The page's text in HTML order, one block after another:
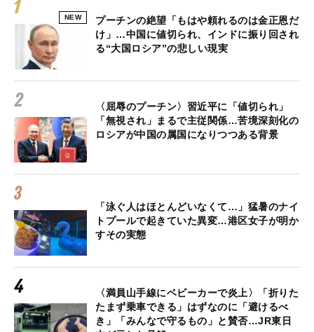
NEW
プーチンの絶望「もはや頼れるのは金正恩だ
け」…中国に値切られ、インドに振り回され
る“大国ロシア”の悲しい現実
〈屈辱のプーチン〉習近平に「値切られ」
「無視され」まるで主従関係…苦境深刻化の
ロシアが中国の属国になりつつある背景
「泳ぐ人はほとんどいなくて…」猛暑のナイ
トプールで起きていた異変…港区女子が明か
すその実態
〈満員山手線にベビーカーで炎上〉「折りた
たまず乗車できる」はずなのに「避けるべ
き」「みんなで守るもの」と賛否…JR東日